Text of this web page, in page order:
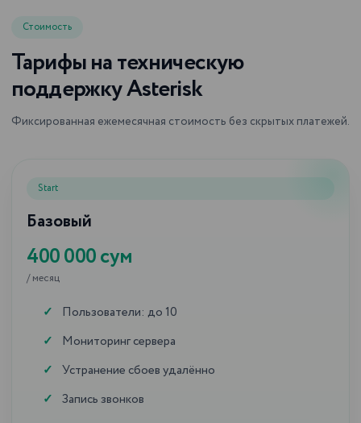
Стоимость
Тарифы на техническую
поддержку Asterisk
Фиксированная ежемесячная стоимость без скрытых платежей.
Start
Базовый
400 000 сум
/ месяц
Пользователи: до 10
Мониторинг сервера
Устранение сбоев удалённо
Запись звонков